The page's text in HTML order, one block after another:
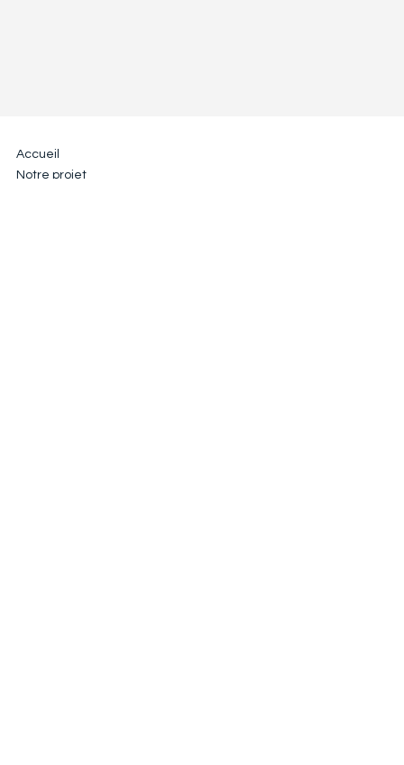
Accueil
Notre projet